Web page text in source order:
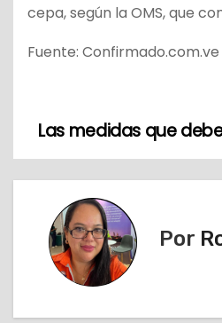
cepa, según la OMS, que
Fuente: Confirmado.com.ve
N
a
Las medidas que
Por